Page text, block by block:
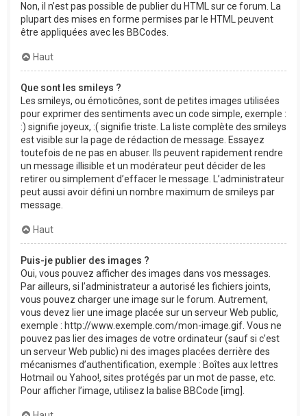
Non, il n’est pas possible de publier du HTML sur ce forum. La
plupart des mises en forme permises par le HTML peuvent
être appliquées avec les BBCodes.
Haut
Que sont les smileys ?
Les smileys, ou émoticônes, sont de petites images utilisées
pour exprimer des sentiments avec un code simple, exemple :
:) signifie joyeux, :( signifie triste. La liste complète des smileys
est visible sur la page de rédaction de message. Essayez
toutefois de ne pas en abuser. Ils peuvent rapidement rendre
un message illisible et un modérateur peut décider de les
retirer ou simplement d’effacer le message. L’administrateur
peut aussi avoir défini un nombre maximum de smileys par
message.
Haut
Puis-je publier des images ?
Oui, vous pouvez afficher des images dans vos messages.
Par ailleurs, si l’administrateur a autorisé les fichiers joints,
vous pouvez charger une image sur le forum. Autrement,
vous devez lier une image placée sur un serveur Web public,
exemple : http://www.exemple.com/mon-image.gif. Vous ne
pouvez pas lier des images de votre ordinateur (sauf si c’est
un serveur Web public) ni des images placées derrière des
mécanismes d’authentification, exemple : Boîtes aux lettres
Hotmail ou Yahoo!, sites protégés par un mot de passe, etc.
Pour afficher l’image, utilisez la balise BBCode [img].